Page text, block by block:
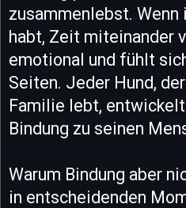
zusammenlebst. Wenn
habt, Zeit miteinander
emotional und fühlt
Seiten. Jeder Hund,
Familie lebt,
Bindung zu seinen
Warum Bindung aber
in entscheidenden